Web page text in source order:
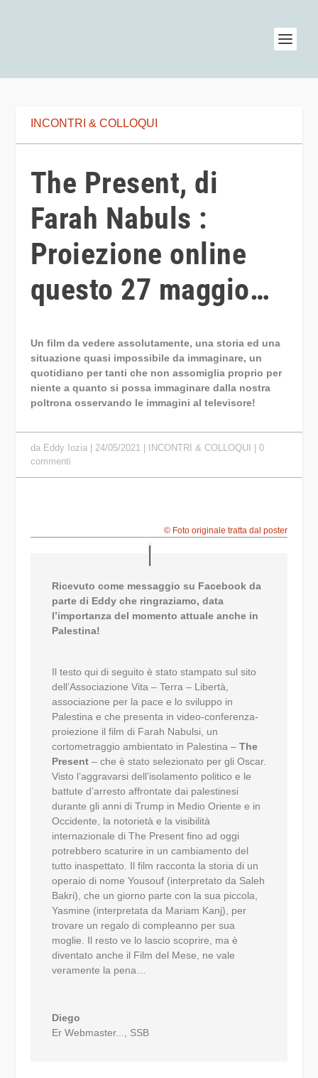
INCONTRI & COLLOQUI
The Present, di
Farah Nabuls :
Proiezione online
questo 27 maggio…
Un film da vedere assolutamente, una storia ed una
situazione quasi impossibile da immaginare, un
quotidiano per tanti che non assomiglia proprio per
niente a quanto si possa immaginare dalla nostra
poltrona osservando le immagini al televisore!
da Eddy Iozia| 24/05/2021| INCONTRI & COLLOQUI
0
commenti
© Foto originale tratta dal poster
Ricevuto come messaggio su Facebook da
parte di Eddy che ringraziamo, data
l’importanza del momento attuale anche in
Palestina!
Il testo qui di seguito è stato stampato sul sito
dell’Associazione Vita – Terra – Libertà,
associazione per la pace e lo sviluppo in
Palestina e che presenta in video-conferenza-
proiezione il film di Farah Nabulsi, un
cortometraggio ambientato in Palestina – The
Present– che è stato selezionato per gli Oscar.
Visto l’aggravarsi dell’isolamento politico e le
battute d’arresto affrontate dai palestinesi
durante gli anni di Trump in Medio Oriente e in
Occidente, la notorietà e la visibilità
internazionale di The Present fino ad oggi
potrebbero scaturire in un cambiamento del
tutto inaspettato. Il film racconta la storia di un
operaio di nome Yousouf (interpretato da Saleh
Bakri), che un giorno parte con la sua piccola,
Yasmine (interpretata da Mariam Kanj), per
trovare un regalo di compleanno per sua
moglie. Il resto ve lo lascio scoprire, ma è
diventato anche il Film del Mese, ne vale
veramente la pena…
Diego
Er Webmaster...
SSB